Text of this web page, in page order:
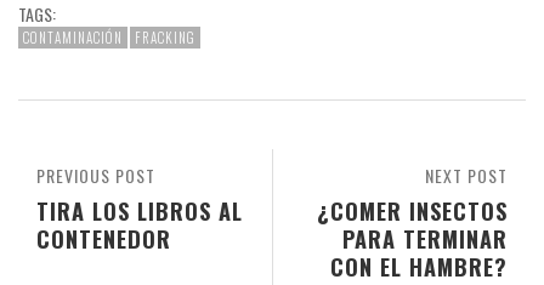
TAGS:
CONTAMINACIÓN FRACKING
NEXT POST
¿COMER INSECTOS
PARA TERMINAR
CON EL HAMBRE?
PREVIOUS POST
TIRA LOS LIBROS AL
CONTENEDOR